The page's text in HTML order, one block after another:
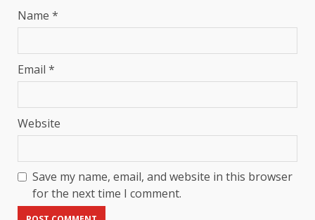
Name *
Email *
Website
Save my name, email, and website in this browser
for the next time I comment.